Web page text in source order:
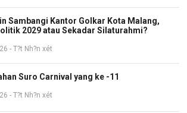
Sambangi Kantor Golkar Kota Malang,
2029 atau Sekadar Silaturahmi?
- T?t Nh?n xét
Suro Carnival yang ke -11
- T?t Nh?n xét